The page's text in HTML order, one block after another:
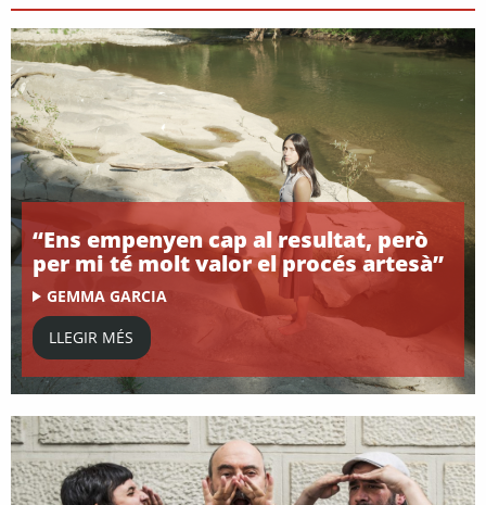
“Ens empenyen cap al resultat, però
per mi té molt valor el procés artesà”
GEMMA GARCIA
LLEGIR MÉS